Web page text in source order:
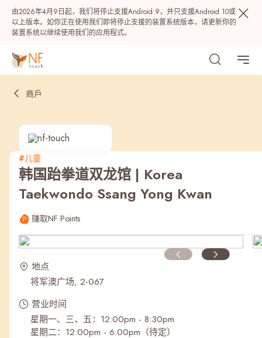
由2026年4月9日起，我们将停止支援Android 9，并只支援Android 10或
以上版本。如你正在使用我们即将停止支援的装置系统版本，请更新你的
装置系统以继续使用我们的应用程式。
热门
最近搜寻纪录
商戶
#儿童
韩国跆拳道双龙馆 | Korea
Taekwondo Ssang Yong Kwan
赚取NF Points
地点
将军澳广场, 2-067
营业时间
星期一、三、五：12:00pm - 8:30pm
星期二：12:00pm - 6:00pm（待定）